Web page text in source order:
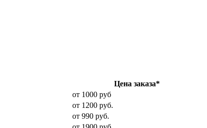
Цена заказа*
от 1000 руб
от 1200 руб.
от 990 руб.